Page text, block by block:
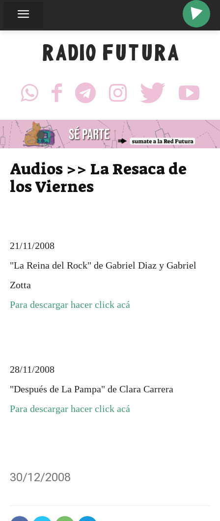
RADIO FUTURA
Audios >> La Resaca de
los Viernes
21/11/2008
"La Reina del Rock" de Gabriel Diaz y Gabriel
Zotta
Para descargar hacer click acá
28/11/2008
"Después de La Pampa" de Clara Carrera
Para descargar hacer click acá
30/12/2008